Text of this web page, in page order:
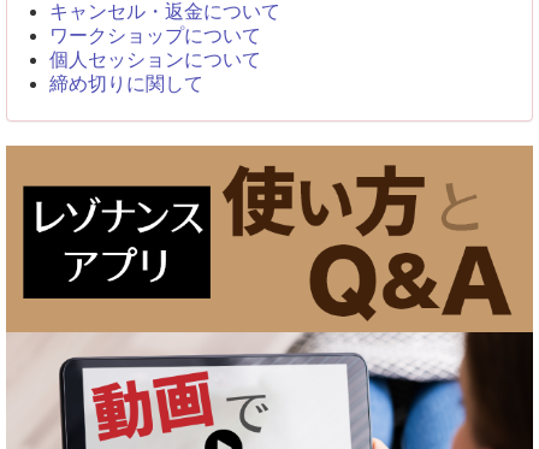
キャンセル・返金について
ワークショップについて
個人セッションについて
締め切りに関して